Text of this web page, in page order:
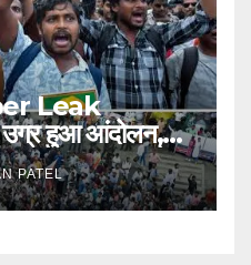
Leak
हुआ आंदोलन,
पर दबाव बढ़ाने
PATEL